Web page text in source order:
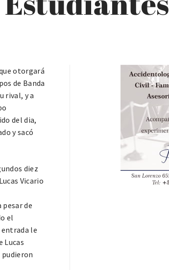
otorgará
de Banda
rival, y a
del dia,
y sacó
diez
Vicario
de
el
le
Lucas
pudieron